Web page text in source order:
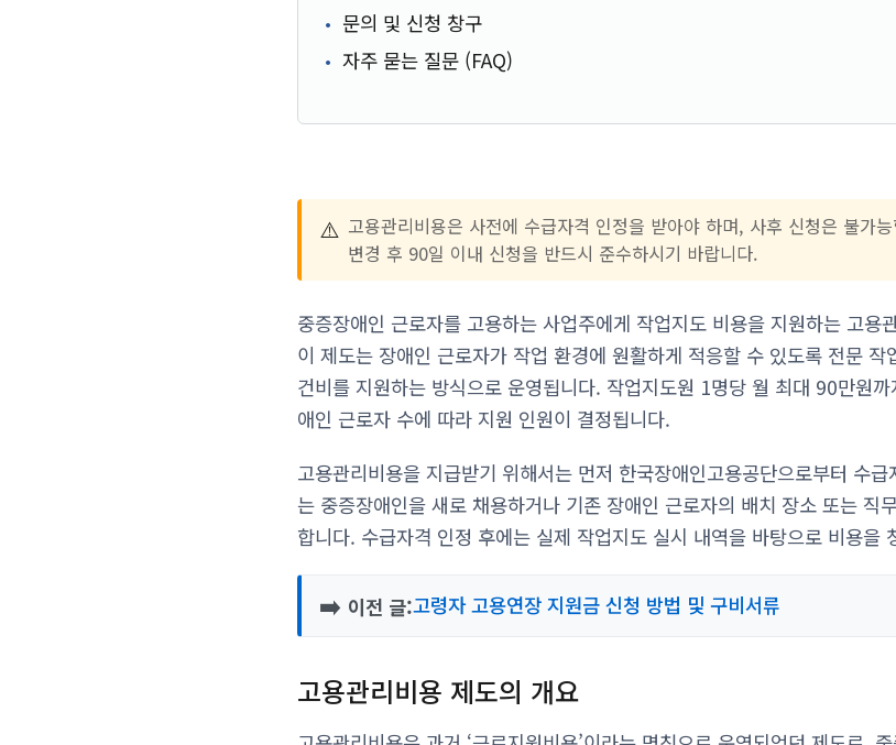
문의 및 신청 창구
자주 묻는 질문 (FAQ)
⚠️ 고용관리비용은 사전에 수급자격 인정을 받아야 하며, 사후 신청은 불가
변경 후 90일 이내 신청을 반드시 준수하시기 바랍니다.
중증장애인 근로자를 고용하는 사업주에게 작업지도 비용을 지원하는 고용
이 제도는 장애인 근로자가 작업 환경에 원활하게 적응할 수 있도록 전문 작
건비를 지원하는 방식으로 운영됩니다. 작업지도원 1명당 월 최대 90만원
애인 근로자 수에 따라 지원 인원이 결정됩니다.
고용관리비용을 지급받기 위해서는 먼저 한국장애인고용공단으로부터 수
는 중증장애인을 새로 채용하거나 기존 장애인 근로자의 배치 장소 또는 직
합니다. 수급자격 인정 후에는 실제 작업지도 실시 내역을 바탕으로 비용을
➡️ 이전 글:고령자 고용연장 지원금 신청 방법 및 구비서류
고용관리비용 제도의 개요